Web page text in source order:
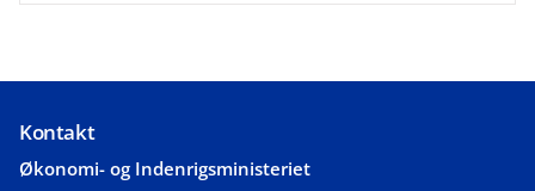
Kontakt
Økonomi- og Indenrigsministeriet